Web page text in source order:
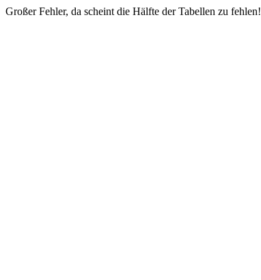
Großer Fehler, da scheint die Hälfte der Tabellen zu fehlen!